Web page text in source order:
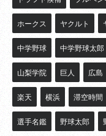
ホークス ヤクルト
中学野球 中学野球太郎
山梨学院 巨人 広島
楽天 横浜 滞空時間
選手名鑑 野球太郎